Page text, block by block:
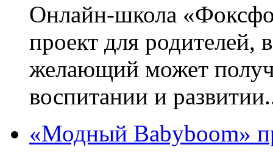
Онлайн-школа
проект для родителей,
желающий может
воспитании и
«Модный Babyboom»